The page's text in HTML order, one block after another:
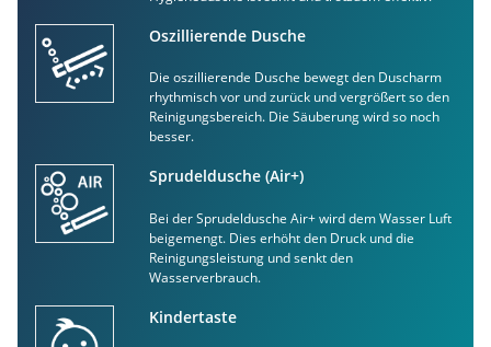
Oszillierende Dusche
Die oszillierende Dusche bewegt den Duscharm
rhythmisch vor und zurück und vergrößert so den
Reinigungsbereich. Die Säuberung wird so noch
besser.
Sprudeldusche (Air+)
Bei der Sprudeldusche Air+ wird dem Wasser Luft
beigemengt. Dies erhöht den Druck und die
Reinigungsleistung und senkt den
Wasserverbrauch.
Kindertaste